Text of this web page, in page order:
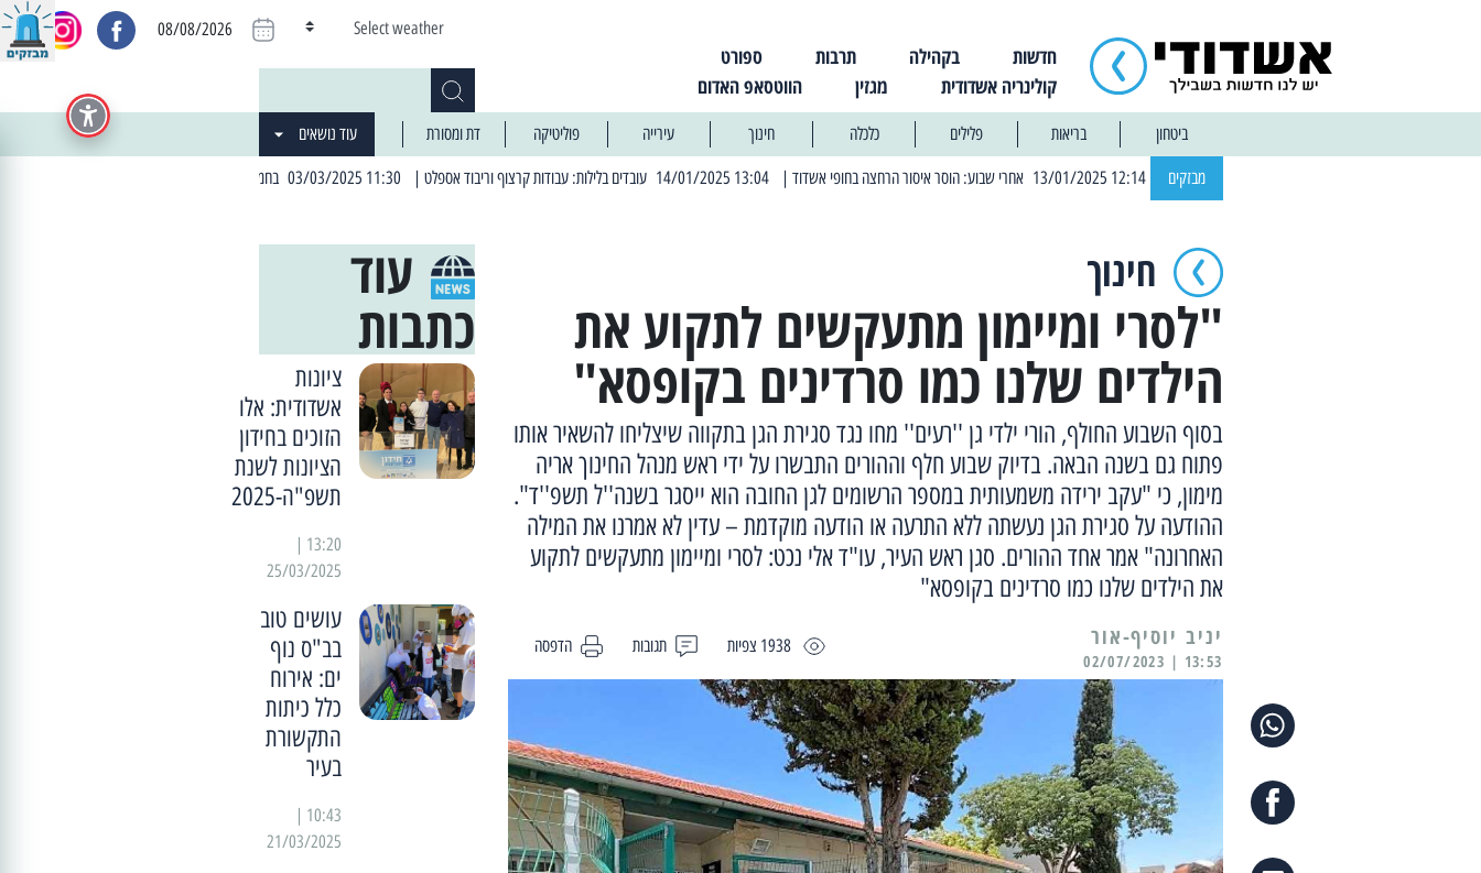
חדשות בקהילה תרבות
ספורט
קולינריה אשדודית
מגזין הווטסאפ האדום
Select weather
08/08/2026
ביטחון בריאות פלילים כלכלה חינוך עירייה פוליטיקה דת ומסורת עוד נושאים
מבזקים | 13:04 14/01/2025 עובדים בלילות: עבודות קרצוף וריבוד אספלט | 11:30 03/03/2025 בחמישי הקרוב: הרחובות בהם תהיה הפסקת חשמל יזומה
חינוך
"לסרי ומיימון מתעקשים לתקוע את
הילדים שלנו כמו סרדינים בקופסא"
בסוף השבוע החולף, הורי ילדי גן ''רעים'' מחו נגד סגירת הגן בתקווה שיצליחו להשאיר אותו
פתוח גם בשנה הבאה. בדיוק שבוע חלף וההורים התבשרו על ידי ראש מנהל החינוך אריה
מימון, כי "עקב ירידה משמעותית במספר הרשומים לגן החובה הוא ייסגר בשנה''ל תשפ''ד".
ההודעה על סגירת הגן נעשתה ללא התרעה או הודעה מוקדמת – עדין לא אמרנו את המילה
האחרונה" אמר אחד ההורים. סגן ראש העיר, עו"ד אלי נכט: לסרי ומיימון מתעקשים לתקוע
את הילדים שלנו כמו סרדינים בקופסא"
1938 צפיות תגובות הדפסה יניב יוסיף-אור
13:53 | 02/07/2023
עוד
כתבות
ציונות
אשדודית: אלו
הזוכים בחידון
הציונות לשנת
תשפ"ה-2025
25/03/2025
עושים טוב
בב"ס נוף
ים: אירוח
כלל כיתות
התקשורת
בעיר
21/03/2025